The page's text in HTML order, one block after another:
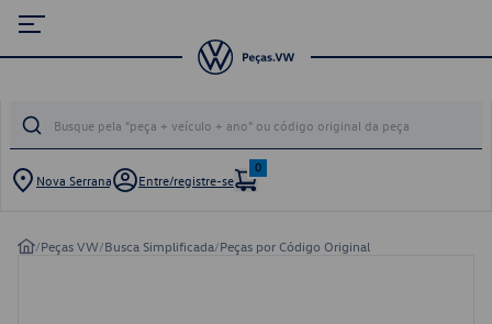
Nova Serrana Entre/registre-se
0
/Peças VW/Busca Simplificada/Peças por Código Original